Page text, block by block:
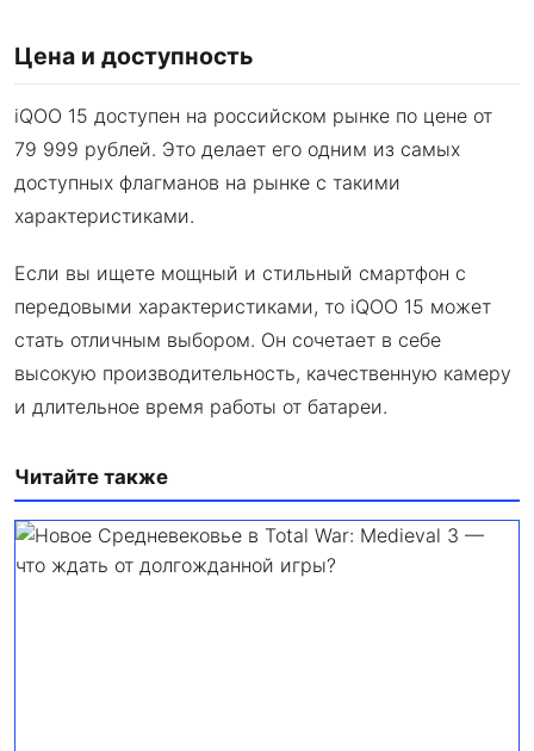
Цена и доступность
iQOO 15 доступен на российском рынке по цене от
79 999 рублей. Это делает его одним из самых
доступных флагманов на рынке с такими
характеристиками.
Если вы ищете мощный и стильный смартфон с
передовыми характеристиками, то iQOO 15 может
стать отличным выбором. Он сочетает в себе
высокую производительность, качественную камеру
и длительное время работы от батареи.
Читайте также